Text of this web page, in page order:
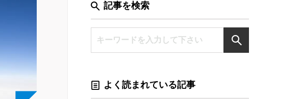
記事を検索
よく読まれている記事